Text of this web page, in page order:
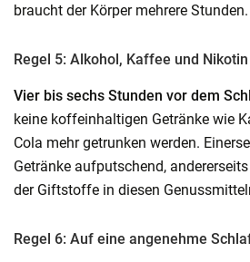
braucht der Körper mehrere Stunden.
Regel 5: Alkohol, Kaffee und
Vier bis sechs Stunden vor dem
keine koffeinhaltigen Getränke wie
Cola mehr getrunken werden.
Getränke aufputschend,
der Giftstoffe in diesen
Regel 6: Auf eine angenehme